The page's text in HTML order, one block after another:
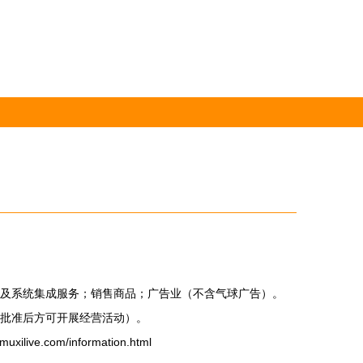
系统集成服务；销售商品；广告业（不含气球广告）。
准后方可开展经营活动）。
information.html